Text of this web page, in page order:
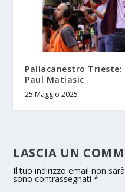
Pallacanestro
Paul Matiasic
25 Maggio 2025
LASCIA UN
Il tuo indirizzo email non
sono contrassegnati*